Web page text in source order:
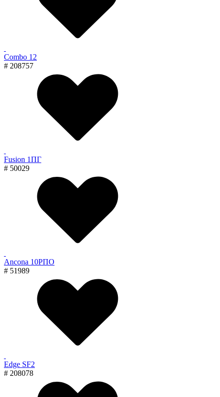
Combo 12
# 208757
Fusion 1ПГ
# 50029
Ancona 10РПО
# 51989
Edge SF2
# 208078